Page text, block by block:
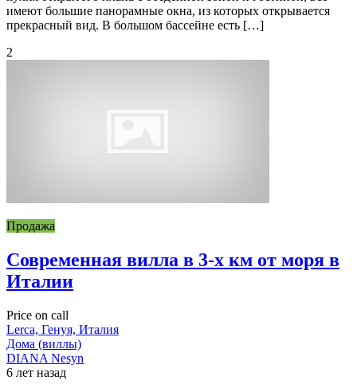
имеют большие панорамные окна, из которых открывается
прекрасный вид. В большом бассейне есть […]
2
Продажа
Современная вилла в 3-х км от моря в
Италии
Price on call
Lerca, Генуя, Италия
Дома (виллы)
DIANA Nesyn
6 лет назад